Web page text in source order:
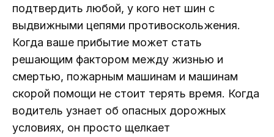
подтвердить любой, у кого нет шин с
выдвижными цепями противоскольжения.
Когда ваше прибытие может стать
решающим фактором между жизнью и
смертью, пожарным машинам и машинам
скорой помощи не стоит терять время. Когда
водитель узнает об опасных дорожных
условиях, он просто щелкает